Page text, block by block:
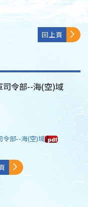
回上頁
司令部--海(空)域
令部--海(空)域